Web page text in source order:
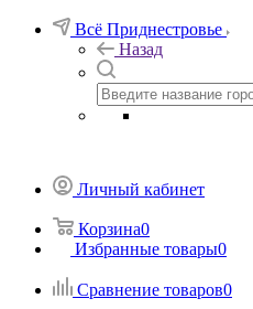
Всё Приднестровье
Назад
Личный кабинет
Корзина0
Избранные товары0
Сравнение товаров0